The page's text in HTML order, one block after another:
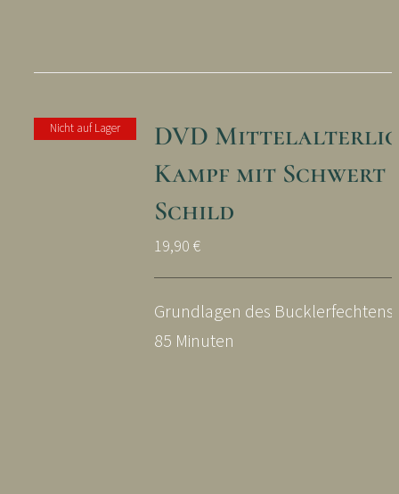
Nicht auf Lager
DVD
Kampf mit Schwert
Schild
19,90 €
Grundlagen des Bucklerfechtens
85 Minuten